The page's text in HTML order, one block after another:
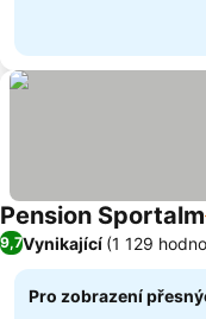
Pension Sportalm
9,7Vynikající (1 129
Pro zobrazení